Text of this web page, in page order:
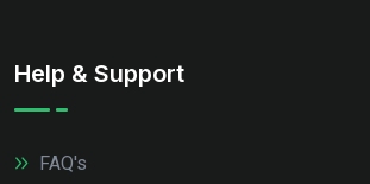
Help & Support
FAQ's